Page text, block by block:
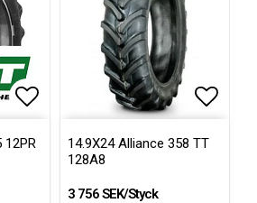
Lägg till i favoritlistan
12PR
14.9X24 Alliance 358 TT
128A8
3 756 SEK/Styck